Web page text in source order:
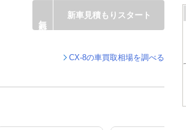
新車見積もりスタート
CX-8の車買取相場を調べる